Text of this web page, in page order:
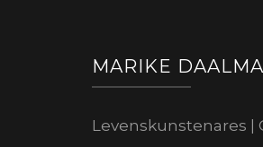
MARIKE
Levenskunstenares |